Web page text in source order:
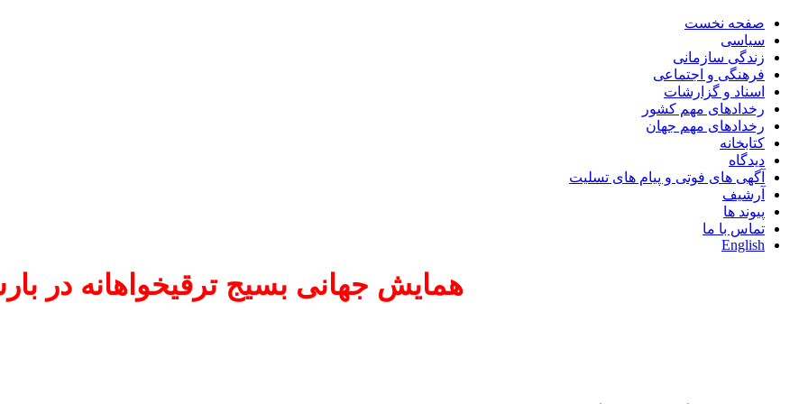
صفحه نخست
سیاسی
زندگی سازمانی
فرهنگی و اجتماعی
اسناد و گزارشات
رخدادهای مهم کشور
رخدادهای مهم جهان
کتابخانه
دیدگاه
آگهی های فوتی و پیام های تسلیت
آرشیف
پیوند ها
تماس با ما
English
همایش جهانی بسیج ترقیخواهانه در